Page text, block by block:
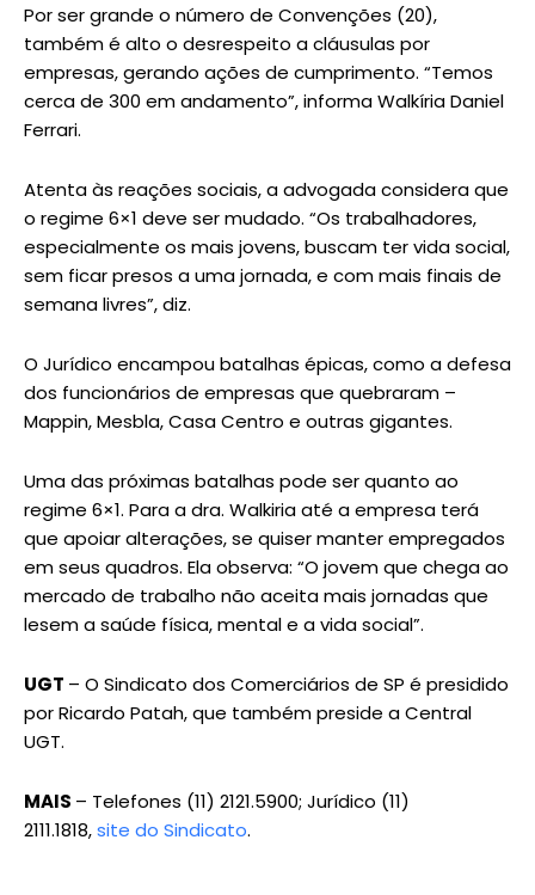
Por ser grande o número de Convenções (20),
também é alto o desrespeito a cláusulas por
empresas, gerando ações de cumprimento. “Temos
cerca de 300 em andamento”, informa Walkíria Daniel
Ferrari.
Atenta às reações sociais, a advogada considera que
o regime 6×1 deve ser mudado. “Os trabalhadores,
especialmente os mais jovens, buscam ter vida social,
sem ficar presos a uma jornada, e com mais finais de
semana livres”, diz.
O Jurídico encampou batalhas épicas, como a defesa
dos funcionários de empresas que quebraram –
Mappin, Mesbla, Casa Centro e outras gigantes.
Uma das próximas batalhas pode ser quanto ao
regime 6×1. Para a dra. Walkiria até a empresa terá
que apoiar alterações, se quiser manter empregados
em seus quadros. Ela observa: “O jovem que chega ao
mercado de trabalho não aceita mais jornadas que
lesem a saúde física, mental e a vida social”.
UGT – O Sindicato dos Comerciários de SP é presidido
por Ricardo Patah, que também preside a Central
UGT.
MAIS – Telefones (11) 2121.5900; Jurídico (11)
2111.1818,site do Sindicato.